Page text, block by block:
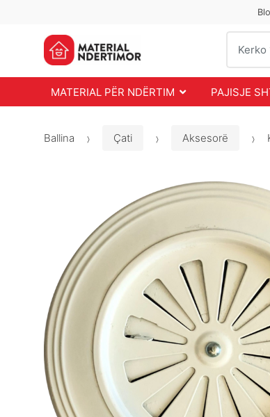
navigation
for:
MATERIAL PËR NDËRTIM PAJISJE
Ballina Çati Aksesorë